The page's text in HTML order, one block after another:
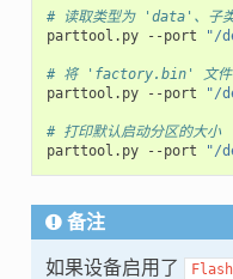
# 读取类型为 'data'、
parttool.py
--port "/
# 将 'factory.bin' 文件
parttool.py
--port "/
# 打印默认启动分区的大小
parttool.py
--port "/
备注
如果设备启用了 Flash